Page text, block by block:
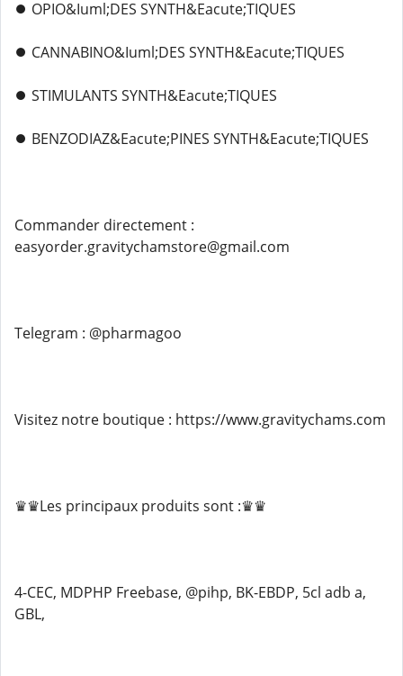
⏺️ OPIO&Iuml;DES SYNTH&Eacute;TIQUES
⏺️ CANNABINO&Iuml;DES SYNTH&Eacute;TIQUES
⏺️ STIMULANTS SYNTH&Eacute;TIQUES
⏺️ BENZODIAZ&Eacute;PINES SYNTH&Eacute;TIQUES
Commander directement :
easyorder.gravitychamstore@gmail.com
Telegram : @pharmagoo
Visitez notre boutique : https://www.gravitychams.com
♛♛Les principaux produits sont :♛♛
4-CEC, MDPHP Freebase, @pihp, BK-EBDP, 5cl adb a,
GBL,